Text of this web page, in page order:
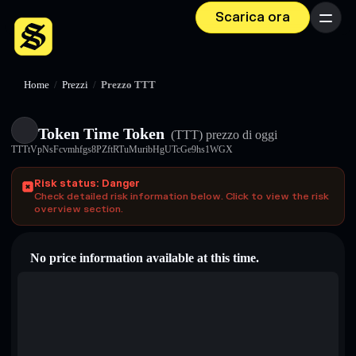
Scarica ora Menu
Home / Prezzi / Prezzo TTT
Token Time Token (TTT) prezzo di oggi
TTTtVpNsFcvmhfgs8PZftRTuMuribHgUTcGe9hs1WGX
Risk status: Danger
Check detailed risk information below. Click to view the risk
overview section.
No price information available at this time.